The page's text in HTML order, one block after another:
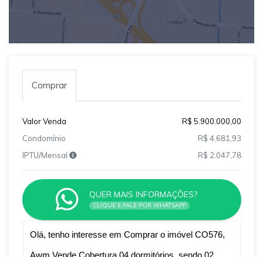
Comprar
Valor Venda
R$ 5.900.000,00
Condomínio
R$ 4.681,93
IPTU/Mensal
R$ 2.047,78
QUER MAIS INFORMAÇÕES?
CLIQUE E FALE POR WHATSAPP